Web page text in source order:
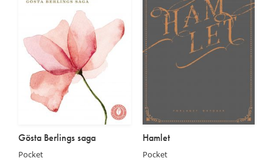
Gösta Berlings saga
Pocket
Hamlet
Pocket